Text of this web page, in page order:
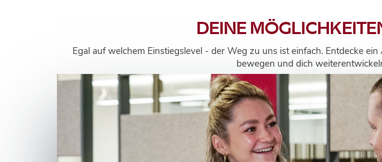
DEINE
Egal auf welchem Einstiegslevel - der Weg zu uns ist einfach. Entdecke
bewegen und dich